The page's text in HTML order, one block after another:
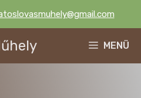
MENÜ